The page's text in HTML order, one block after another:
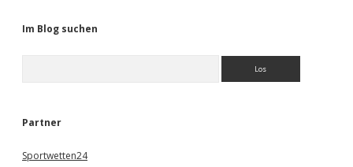
Im Blog suchen
e
Partner
Sportwetten24